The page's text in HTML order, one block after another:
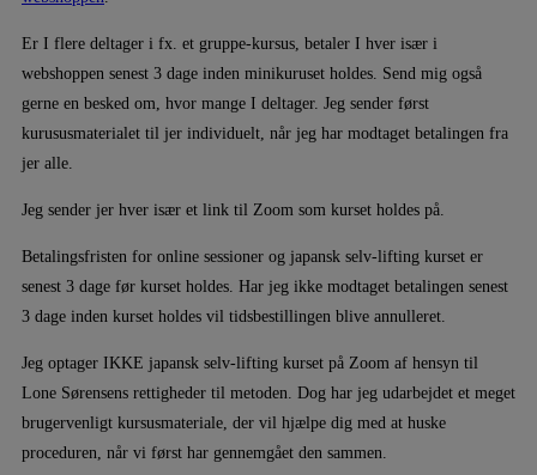
Er I flere deltager i fx. et gruppe-kursus, betaler I hver især i
webshoppen senest 3 dage inden minikuruset holdes. Send mig også
gerne en besked om, hvor mange I deltager. Jeg sender først
kurususmaterialet til jer individuelt, når jeg har modtaget betalingen fra
jer alle.
Jeg sender jer hver især et link til Zoom som kurset holdes på.
Betalingsfristen for online sessioner og japansk selv-lifting kurset er
senest 3 dage før kurset holdes. Har jeg ikke modtaget betalingen senest
3 dage inden kurset holdes vil tidsbestillingen blive annulleret.
Jeg optager IKKE japansk selv-lifting kurset på Zoom af hensyn til
Lone Sørensens rettigheder til metoden. Dog har jeg udarbejdet et meget
brugervenligt kursusmateriale, der vil hjælpe dig med at huske
proceduren, når vi først har gennemgået den sammen.